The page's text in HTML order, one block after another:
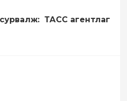
ТАСС агентлаг